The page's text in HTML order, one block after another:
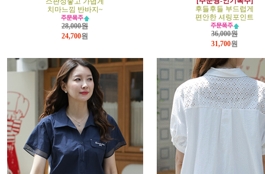
치마느낌 반바지~
28,000원
24,700원
후들후들 부드럽게
편안한 셔링포인트
36,000원
31,700원